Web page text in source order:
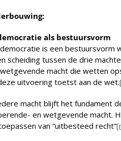
als bestuursvorm
is een bestuursvorm
scheiding tussen de drie
macht die wetten
uitvoering toetst aan de wet.
macht blijft het fundament
en wetgevende macht.
van “uitbesteed recht”